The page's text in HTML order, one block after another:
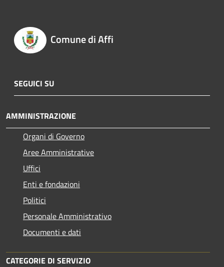
Comune di Affi
SEGUICI SU
AMMINISTRAZIONE
Organi di Governo
Aree Amministrative
Uffici
Enti e fondazioni
Politici
Personale Amministrativo
Documenti e dati
CATEGORIE DI SERVIZIO